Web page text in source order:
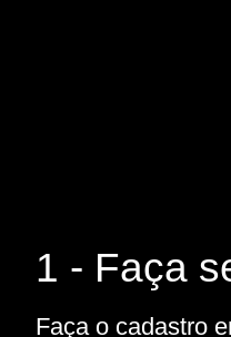
1 - Faça
Faça o cadastro